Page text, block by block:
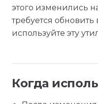
этого изменились
требуется
используйте эту
Когда